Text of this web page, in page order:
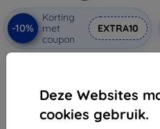
Deze Websites
cookies gebruik.
-10%
Korting
met
coupon
EXTRA10
€ 69,21
Op voorraad: > 5 stuks